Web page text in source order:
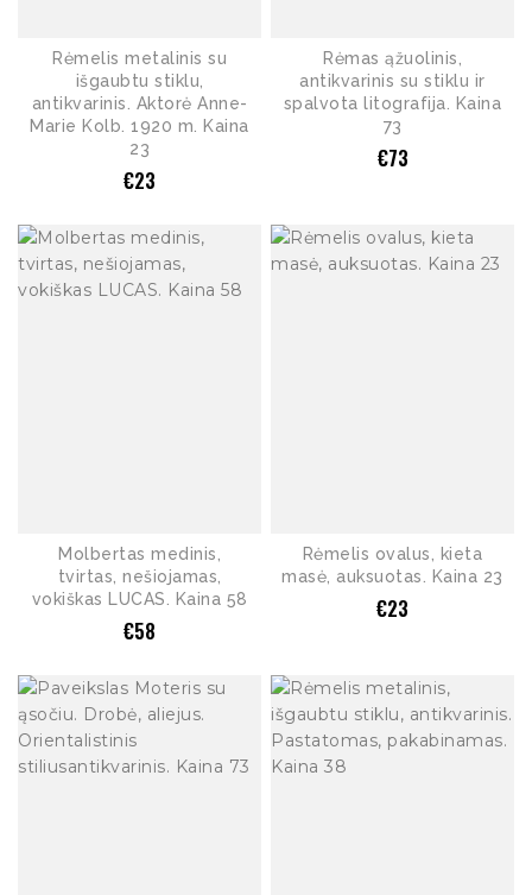
Rėmelis metalinis su
išgaubtu stiklu,
antikvarinis. Aktorė Anne-
Marie Kolb. 1920 m. Kaina
23
€23
Rėmas ąžuolinis,
antikvarinis su stiklu ir
spalvota litografija. Kaina
73
€73
Molbertas medinis,
tvirtas, nešiojamas,
vokiškas LUCAS. Kaina 58
€58
Rėmelis ovalus, kieta
masė, auksuotas. Kaina 23
€23